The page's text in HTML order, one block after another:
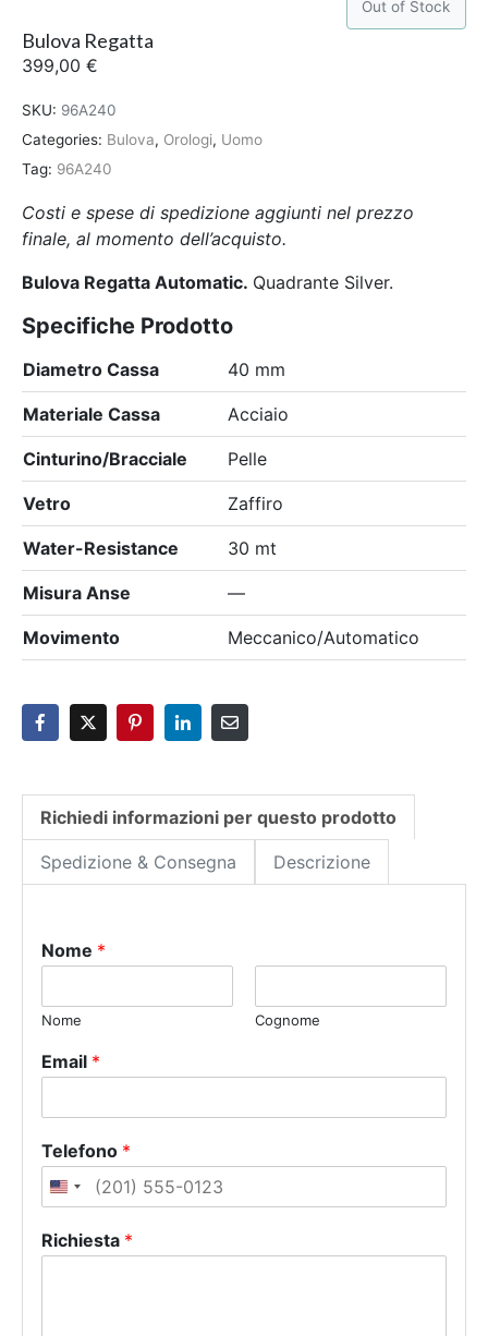
Out of Stock
Bulova Regatta
399,00 €
SKU: 96A240
Categories: Bulova, Orologi, Uomo
Tag: 96A240
Costi e spese di spedizione aggiunti nel prezzo
finale, al momento dell’acquisto.
Bulova Regatta Automatic. Quadrante Silver.
Specifiche Prodotto
Diametro Cassa 40 mm
Materiale Cassa Acciaio
Cinturino/Bracciale Pelle
Vetro Zaffiro
Water-Resistance 30 mt
Misura Anse —
Movimento Meccanico/Automatico
Richiedi informazioni per questo prodotto
Spedizione & Consegna Descrizione
Nome *
Nome Cognome
Email *
Telefono *
U
i
Richiesta *